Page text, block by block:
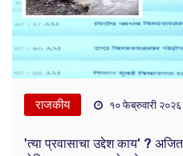
राजकीय १० फेब्रुवारी २०२६
'त्या प्रवासाचा उद्देश काय' ?